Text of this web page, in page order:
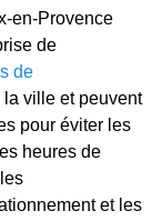
en-Provence
de
de
ville et peuvent
pour éviter les
heures de
et les